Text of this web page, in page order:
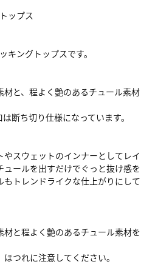
ップス
キングトップスです。
材と、程よく艶のあるチュール素材
断ち切り仕様になっています。
スウェットのインナーとしてレイ
ールを出すだけでぐっと抜け感を
トレンドライクな仕上がりにして
材と程よく艶のあるチュール素材を
つれに注意してください。